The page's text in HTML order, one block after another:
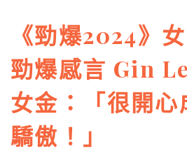
《勁爆2024》
勁爆感言 Gin
女金：「很開心
驕傲！」